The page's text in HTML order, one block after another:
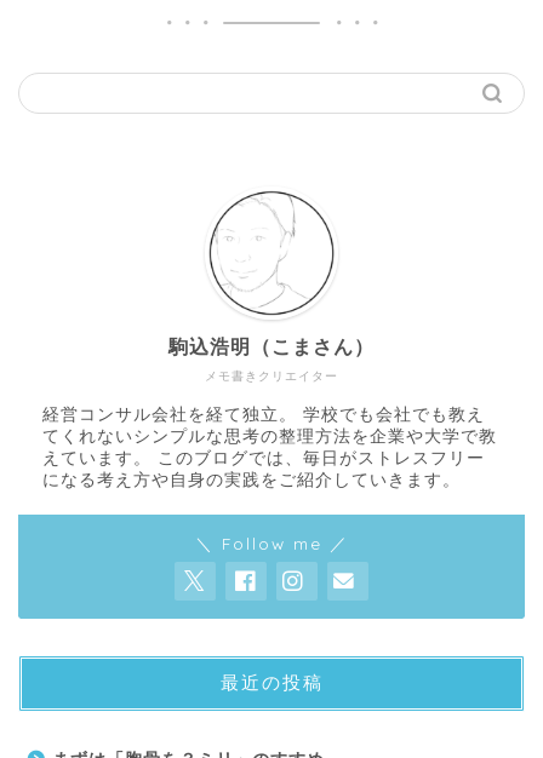
メモ書きクリエイター
駒込浩明（こまさん）
経営コンサル会社を経て独立。 学校でも会社でも教え
てくれないシンプルな思考の整理方法を企業や大学で教
えています。 このブログでは、毎日がストレスフリー
になる考え方や自身の実践をご紹介していきます。
＼ Follow me ／
最近の投稿